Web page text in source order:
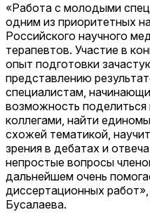
«Работа с молодыми
одним из приоритетных
Российского научного
терапевтов. Участие в
опыт подготовки
представлению
специалистам,
возможность
коллегами, найти
схожей тематикой,
зрения в дебатах и
непростые вопросы
дальнейшем очень
диссертационных
Бусалаева.